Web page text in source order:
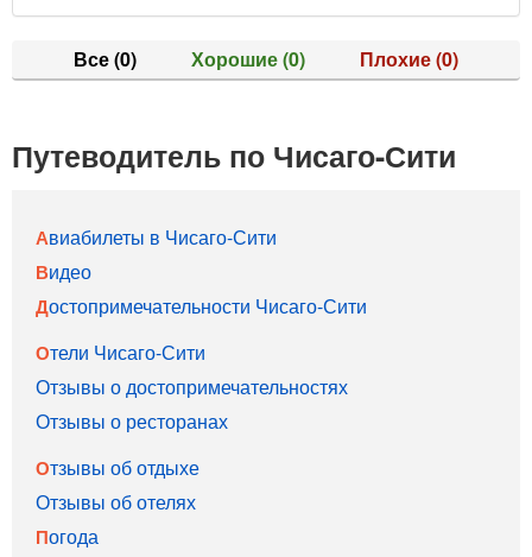
Все(0) Хорошие(0) Плохие(0)
Путеводитель по Чисаго-Сити
Авиабилеты в Чисаго-Сити
Видео
Достопримечательности Чисаго-Сити
Отели Чисаго-Сити
Отзывы о достопримечательностях
Отзывы о ресторанах
Отзывы об отдыхе
Отзывы об отелях
Погода